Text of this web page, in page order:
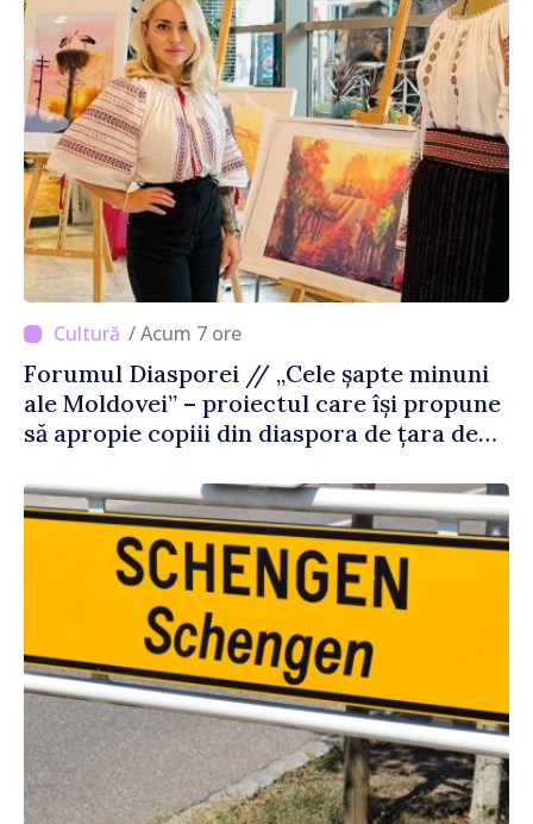
/ Acum 7 ore
Forumul Diasporei // „Cele șapte minuni
ale Moldovei” – proiectul care își propune
să apropie copiii din diaspora de țara de